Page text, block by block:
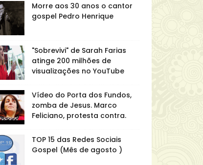
Morre aos 30 anos o cantor
gospel Pedro Henrique
"Sobrevivi" de Sarah Farias
atinge 200 milhões de
visualizações no YouTube
Vídeo do Porta dos Fundos,
zomba de Jesus. Marco
Feliciano, protesta contra.
TOP 15 das Redes Sociais
Gospel (Mês de agosto )